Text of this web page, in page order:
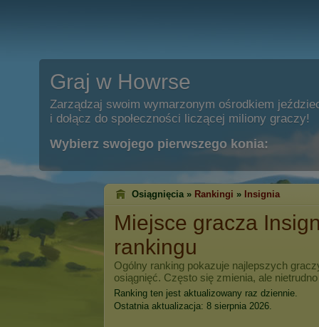
Graj w Howrse
Zarządzaj swoim wymarzonym ośrodkiem
i dołącz do społeczności liczącej miliony graczy!
Wybierz swojego pierwszego konia:
Osiągnięcia » Rankingi » Insignia
Miejsce gracza
rankingu
Ogólny ranking pokazuje najlepszych
osiągnięć. Często się zmienia, ale
Ranking ten jest aktualizowany raz dziennie.
Ostatnia aktualizacja: 8 sierpnia 2026.